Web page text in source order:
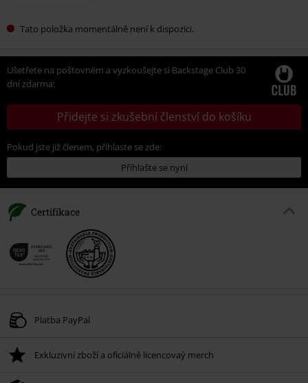
Tato položka momentálně není k dispozici.
Ušetřete na poštovném a vyzkoušejte si Backstage Club 30
dní zdarma:
Přidejte si zkušební členství do košíku
Pokud jste již členem, přihlaste se zde:
Přihlašte se nyní
Certifikace
Platba PayPal
Exkluzivní zboží a oficiálně licencovaý merch